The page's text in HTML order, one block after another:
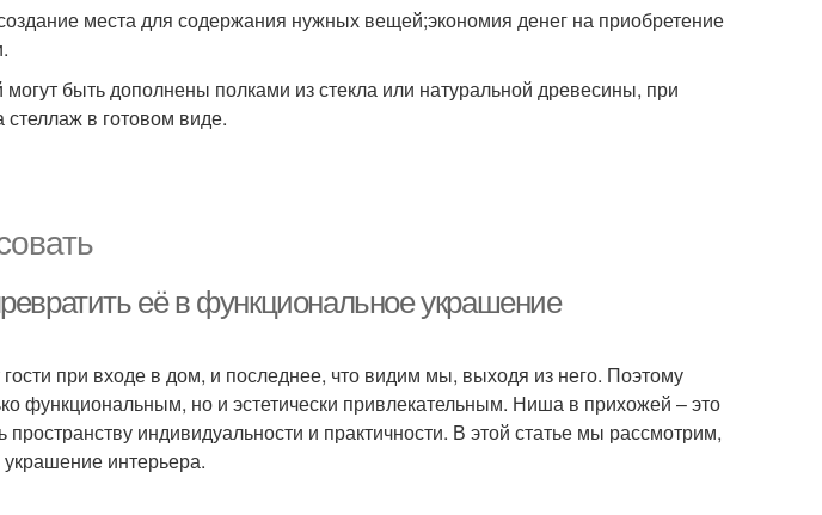
места для содержания нужных вещей;экономия денег на приобретение
быть дополнены полками из стекла или натуральной древесины, при
стеллаж в готовом виде.
её в функциональное украшение
при входе в дом, и последнее, что видим мы, выходя из него. Поэтому
функциональным, но и эстетически привлекательным. Ниша в прихожей – это
индивидуальности и практичности. В этой статье мы рассмотрим,
интерьера.